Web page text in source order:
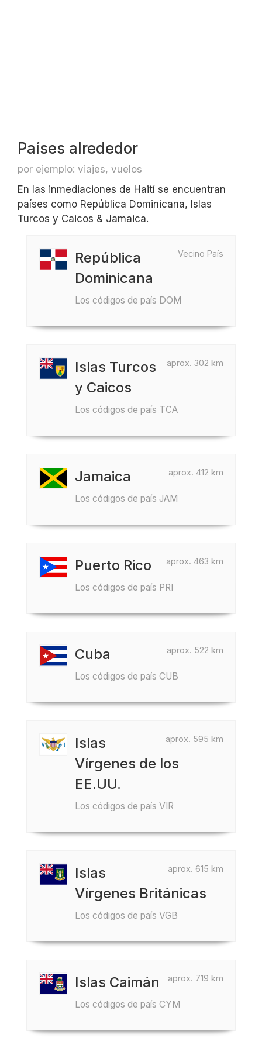
Países alrededor
por ejemplo: viajes, vuelos
En las inmediaciones de Haití se encuentran
países como República Dominicana, Islas
Turcos y Caicos & Jamaica.
Vecino País
República
Dominicana
Los códigos de país DOM
aprox. 302 km
Islas Turcos
y Caicos
Los códigos de país TCA
aprox. 412 km
Jamaica
Los códigos de país JAM
aprox. 463 km
Puerto Rico
Los códigos de país PRI
aprox. 522 km
Cuba
Los códigos de país CUB
aprox. 595 km
Islas
Vírgenes de los
EE.UU.
Los códigos de país VIR
aprox. 615 km
Islas
Vírgenes Británicas
Los códigos de país VGB
aprox. 719 km
Islas Caimán
Los códigos de país CYM